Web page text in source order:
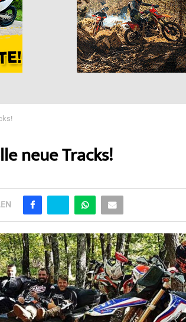
neue Tracks!